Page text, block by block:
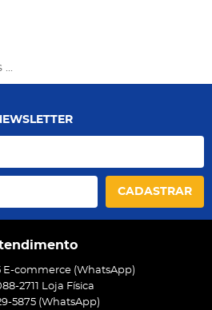
CADASTRAR
E-commerce (WhatsApp)
2711 Loja Física
5875 (WhatsApp)